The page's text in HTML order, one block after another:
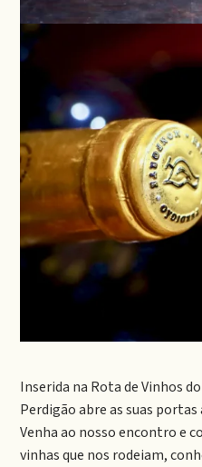
Inserida na Rota de Vinhos
Perdigão abre as suas